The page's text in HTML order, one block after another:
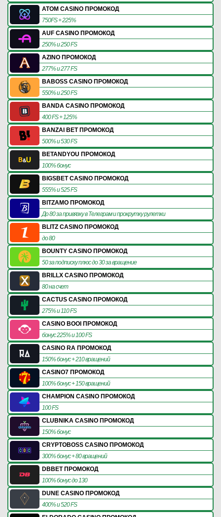
ATOM CASINO ПРОМОКОД
750FS + 225%
AUF CASINO ПРОМОКОД
250% и 250 FS
AZINO ПРОМОКОД
277% и 277 FS
BABOSS CASINO ПРОМОКОД
550% и 250 FS
BANDA CASINO ПРОМОКОД
400 FS + 125%
BANZAI BET ПРОМОКОД
500% и 530 FS
BETANDYOU ПРОМОКОД
100% бонус
BIGSBET CASINO ПРОМОКОД
555% и 525 FS
BITZAMO ПРОМОКОД
До 80 за привязку в Телеграм и прокрутку рулетки
BLITZ CASINO ПРОМОКОД
до 80
BOUNTY CASINO ПРОМОКОД
50 за подписку плюс до 30 за вращение
BRILLX CASINO ПРОМОКОД
80 на счет
CACTUS CASINO ПРОМОКОД
275% и 110 FS
CASINO BOOI ПРОМОКОД
бонус 225% и 100 FS
CASINO RA ПРОМОКОД
150% бонус + 210 вращений
CASINO7 ПРОМОКОД
100% бонус + 150 вращений
CHAMPION CASINO ПРОМОКОД
100 FS
CLUBNIKA CASINO ПРОМОКОД
150% бонус
CRYPTOBOSS CASINO ПРОМОКОД
300% бонус + 80 вращений
DBBET ПРОМОКОД
100% бонус до 130
DUNE CASINO ПРОМОКОД
400% и 520 FS